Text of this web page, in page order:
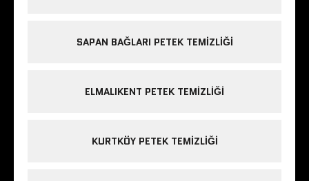
SAPAN BAĞLARI PETEK TEMIZLIĞI
ELMALIKENT PETEK TEMIZLIĞI
KURTKÖY PETEK TEMIZLIĞI